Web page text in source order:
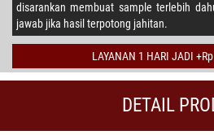
disarankan membuat sample terlebih
jawab jika hasil terpotong jahitan.
LAYANAN 1 HARI JADI
DETAIL